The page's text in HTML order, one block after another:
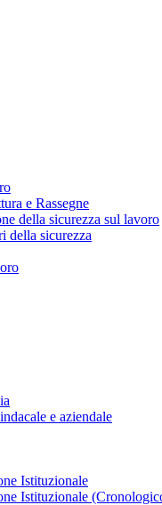
e Rassegne
della sicurezza sul lavoro
della sicurezza
e aziendale
Istituzionale
Istituzionale